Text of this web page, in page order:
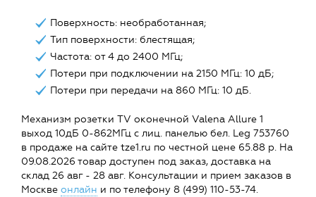
Поверхность: необработанная;
Тип поверхности: блестящая;
Частота: от 4 до 2400 МГц;
Потери при подключении на 2150 МГц: 10 дБ;
Потери при передачи на 860 МГц: 10 дБ.
Механизм розетки TV оконечной Valena Allure 1
выход 10дБ 0-862МГц с лиц. панелью бел. Leg 753760
в продаже на сайте tze1.ru по честной цене 65.88 р. На
09.08.2026 товар доступен под заказ, доставка на
склад 26 авг - 28 авг. Консультации и прием заказов в
Москве онлайн и по телефону 8 (499) 110-53-74.